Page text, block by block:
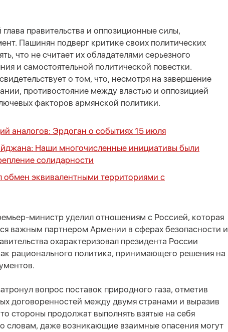
правительства и оппозиционные силы,
Пашинян подверг критике своих политических
что не считает их обладателями серьезного
и самостоятельной политической повестки.
о том, что, несмотря на завершение
противостояние между властью и оппозицией
факторов армянской политики.
аналогов: Эрдоган о событиях 15 июля
Наши многочисленные инициативы были
солидарности
обмен эквивалентными территориями с
министр уделил отношениям с Россией, которая
важным партнером Армении в сферах безопасности и
охарактеризовал президента России
рационального политика, принимающего решения на
вопрос поставок природного газа, отметив
договоренностей между двумя странами и выразив
стороны продолжат выполнять взятые на себя
словам, даже возникающие взаимные опасения могут